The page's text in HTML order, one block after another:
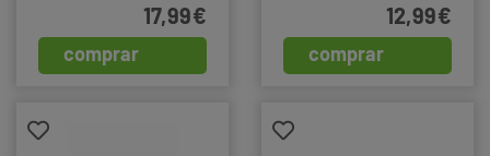
comprar
17,99€
comprar
12,99€